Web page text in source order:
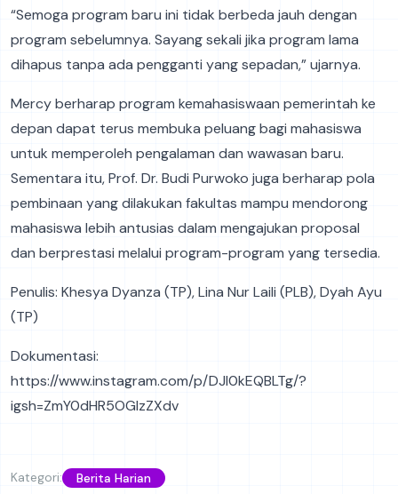
“Semoga program baru ini tidak berbeda jauh dengan
program sebelumnya. Sayang sekali jika program lama
dihapus tanpa ada pengganti yang sepadan,” ujarnya.
Mercy berharap program kemahasiswaan pemerintah ke
depan dapat terus membuka peluang bagi mahasiswa
untuk memperoleh pengalaman dan wawasan baru.
Sementara itu, Prof. Dr. Budi Purwoko juga berharap pola
pembinaan yang dilakukan fakultas mampu mendorong
mahasiswa lebih antusias dalam mengajukan proposal
dan berprestasi melalui program-program yang tersedia.
Penulis: Khesya Dyanza (TP), Lina Nur Laili (PLB), Dyah Ayu
(TP)
Dokumentasi:
https://www.instagram.com/p/DJI0kEQBLTg/?
igsh=ZmY0dHR5OGlzZXdv
Kategori: Berita Harian